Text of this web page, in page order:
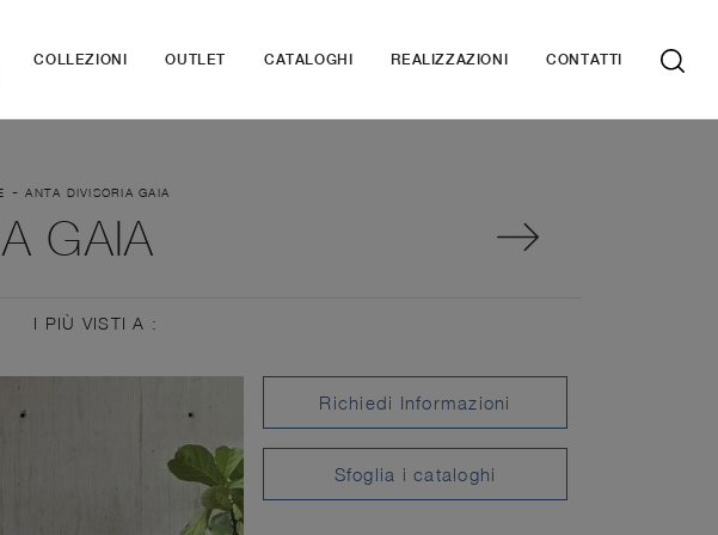
COLLEZIONI OUTLET CATALOGHI REALIZZAZIONI CONTATTI
-ANTA DIVISORIA GAIA
GAIA
I PIÙ VISTI A :
Richiedi Informazioni
Sfoglia i cataloghi